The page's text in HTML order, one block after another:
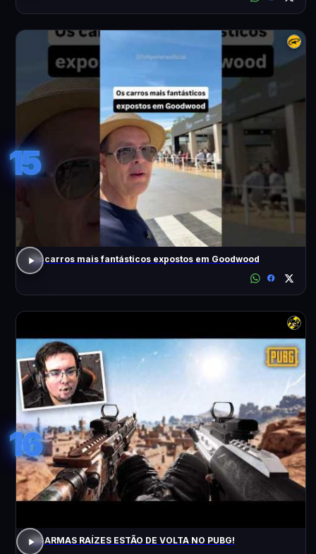
15
Os carros mais fantásticos expostos em Goodwood
16
AS ARMAS RAÍZES ESTÃO DE VOLTA NO PUBG!